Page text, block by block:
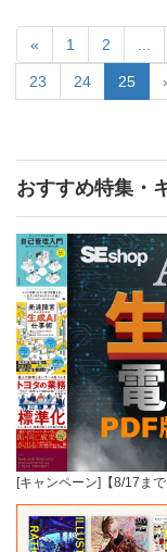
« 1 2
23 24 25
おすすめ特集・
[キャンペーン]【8/17ま